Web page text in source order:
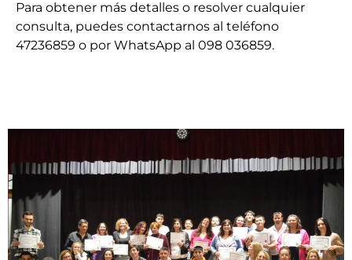
Para obtener más detalles o resolver cualquier
consulta, puedes contactarnos al teléfono
47236859 o por WhatsApp al 098 036859.